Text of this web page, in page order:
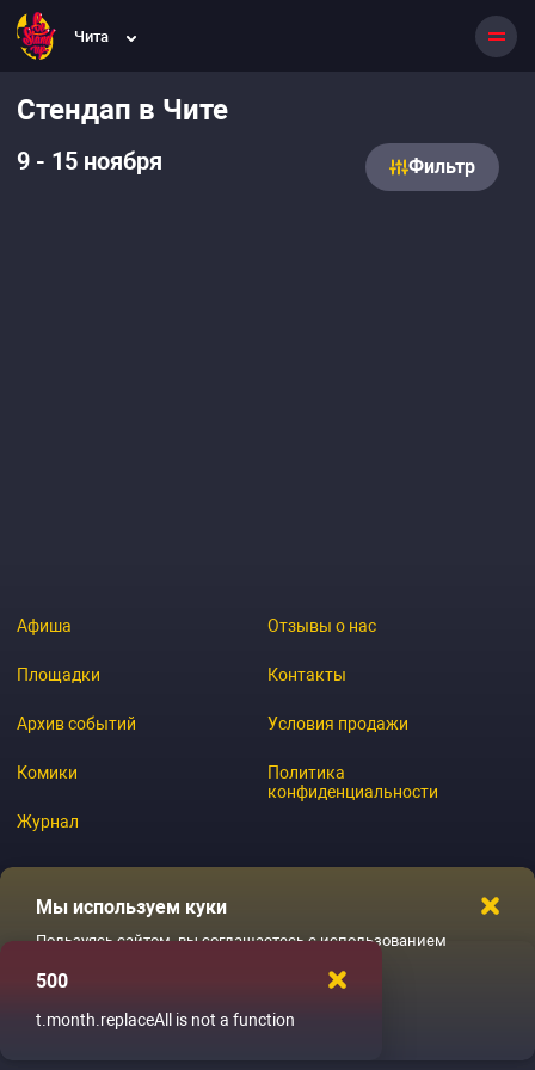
Чита
Стендап в Чите
Фильтр
9 - 15 ноября
Афиша
Площадки
Архив событий
Комики
Журнал
Отзывы о нас
Контакты
Условия продажи
Политика
конфиденциальности
Мы используем куки
Пользуясь сайтом, вы соглашаетесь с использованием
Ладненько
500
t.month.replaceAll is not a function